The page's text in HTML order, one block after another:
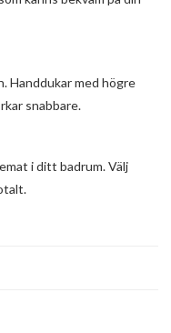
Handdukar med högre
snabbare.
i ditt badrum. Välj